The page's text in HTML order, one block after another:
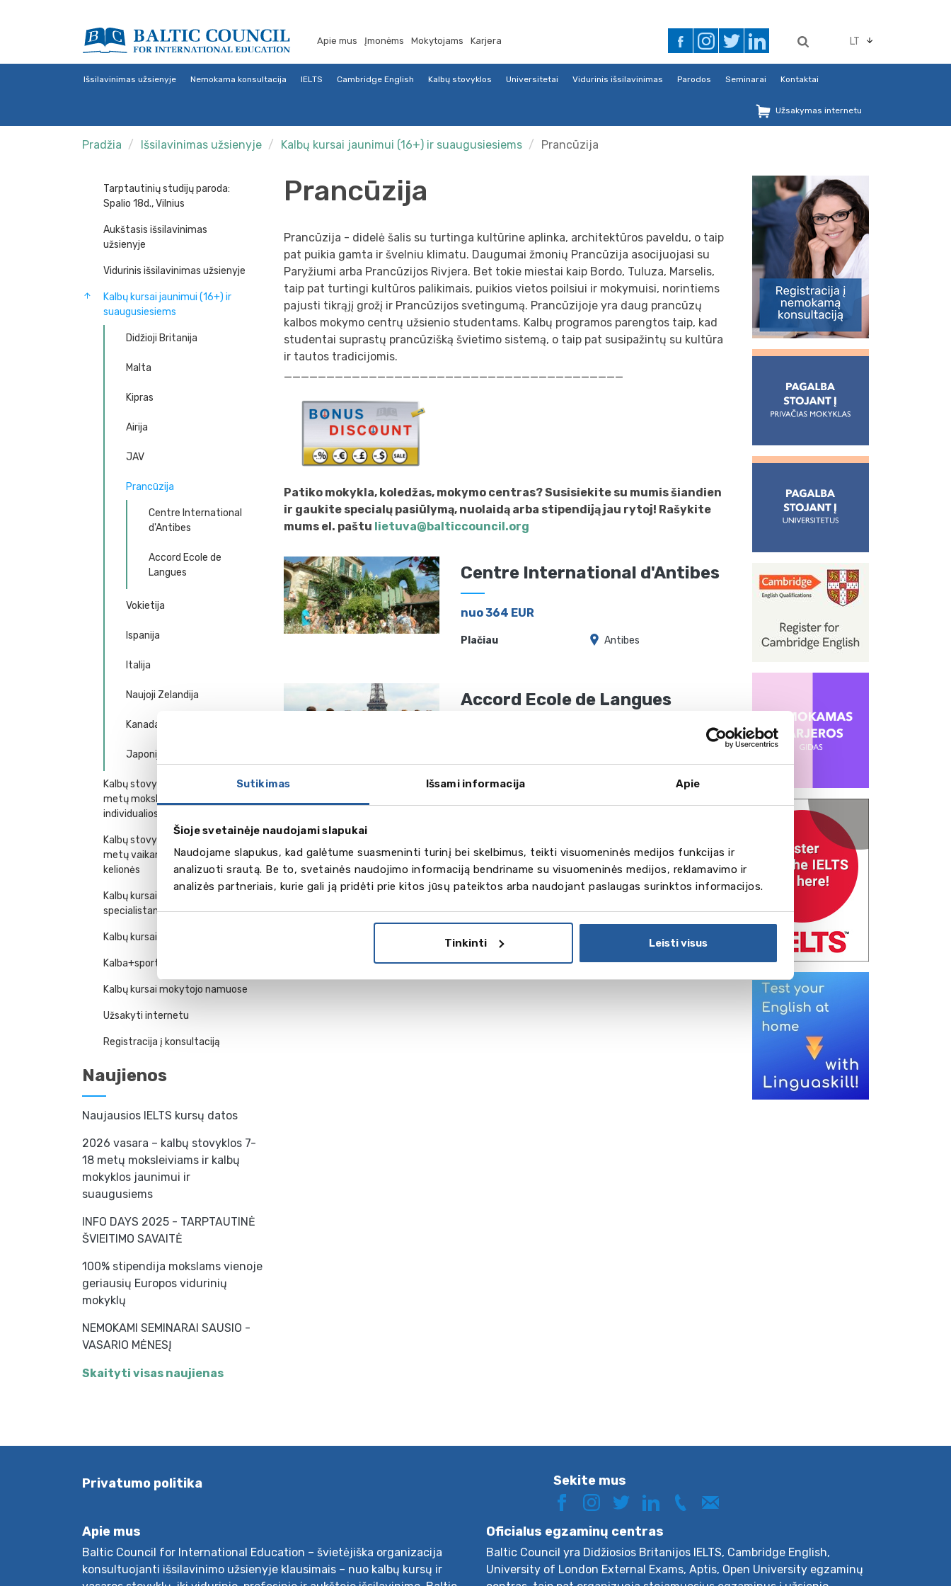
Sutikimas Išsami informacija Apie
Šioje svetainėje naudojami slapukai
Naudojame slapukus, kad galėtume suasmeninti turinį bei skelbimus, teikti visuomeninės medijos funkcijas ir
analizuoti srautą. Be to, svetainės naudojimo informaciją bendriname su visuomeninės medijos, reklamavimo ir
analizės partneriais, kurie gali ją pridėti prie kitos jūsų pateiktos arba naudojant paslaugas surinktos informacijos.
Tinkinti Leisti visus
Apie mus Įmonėms Mokytojams Karjera LT
Išsilavinimas užsienyje Nemokama konsultacija IELTS Cambridge English Kalbų stovyklos Universitetai Vidurinis išsilavinimas Parodos Seminarai Kontaktai
Užsakymas internetu
Pradžia Išsilavinimas užsienyje Kalbų kursai jaunimui (16+) ir suaugusiesiems Prancūzija
Tarptautinių studijų paroda:
Spalio 18d., Vilnius
Aukštasis išsilavinimas
užsienyje
Vidurinis išsilavinimas užsienyje
Kalbų kursai jaunimui (16+) ir
suaugusiesiems
Didžioji Britanija
Malta
Kipras
Airija
JAV
Prancūzija
Centre International
d'Antibes
Accord Ecole de
Langues
Vokietija
Ispanija
Italija
Naujoji Zelandija
Kanada
Japonija
Kalbų stovyklos ir kursai 7-18
metų moksleiviams -
individualios kelionės
Kalbų stovyklos, kursai 7-18
metų vaikams - grupinės
kelionės
Kalbų kursai vadovams ir
specialistams
Kalbų kursai – programos šeimai
Kalba+sportas
Kalbų kursai mokytojo namuose
Užsakyti internetu
Registracija į konsultaciją
Naujienos
Naujausios IELTS kursų datos
2026 vasara – kalbų stovyklos 7-
18 metų moksleiviams ir kalbų
mokyklos jaunimui ir
suaugusiems
INFO DAYS 2025 - TARPTAUTINĖ
ŠVIEITIMO SAVAITĖ
100% stipendija mokslams vienoje
geriausių Europos vidurinių
mokyklų
NEMOKAMI SEMINARAI SAUSIO -
VASARIO MĖNESĮ
Skaityti visas naujienas
Prancūzija
Prancūzija - didelė šalis su turtinga kultūrine aplinka, architektūros paveldu, o taip
pat puikia gamta ir švelniu klimatu. Daugumai žmonių Prancūzija asocijuojasi su
Paryžiumi arba Prancūzijos Rivjera. Bet tokie miestai kaip Bordo, Tuluza, Marselis,
taip pat turtingi kultūros palikimais, puikios vietos poilsiui ir mokymuisi, norintiems
pajusti tikrąjį grožį ir Prancūzijos svetingumą. Prancūzijoje yra daug prancūzų
kalbos mokymo centrų užsienio studentams. Kalbų programos parengtos taip, kad
studentai suprastų prancūzišką švietimo sistemą, o taip pat susipažintų su kultūra
ir tautos tradicijomis.
________________________________________
Patiko mokykla, koledžas, mokymo centras? Susisiekite su mumis šiandien
ir gaukite specialų pasiūlymą, nuolaidą arba stipendiją jau rytoj! Rašykite
mums el. paštu lietuva@balticcouncil.org
Centre International d'Antibes
nuo 364 EUR
Plačiau Antibes
Accord Ecole de Langues
Plačiau Paris
Privatumo politika Sekite mus
Apie mus
Baltic Council for International Education – švietėjiška organizacija
konsultuojanti išsilavinimo užsienyje klausimais – nuo kalbų kursų ir
Oficialus egzaminų centras
Baltic Council yra Didžiosios Britanijos IELTS, Cambridge English,
University of London External Exams, Aptis, Open University egzaminų